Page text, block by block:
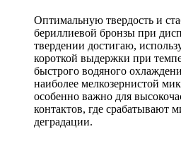
Оптимальную твердость и
бериллиевой бронзы при
твердении достигаю,
короткой выдержки при
быстрого водяного
наиболее мелкозернистой
особенно важно для
контактов, где срабатывают
деградации.